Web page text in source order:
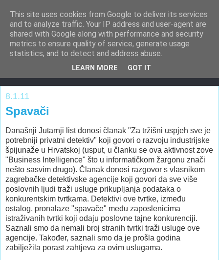
Upravljanje informacijskim
rizicima
IT Risk, Information Assurance
8.1.11
Spavači
Današnji Jutarnji list donosi članak "Za tržišni uspjeh sve je
potrebniji privatni detektiv" koji govori o razvoju industrijske
špijunaže u Hrvatskoj (usput, u članku se ova aktivnost zove
"Business Intelligence" što u informatičkom žargonu znači
nešto sasvim drugo). Članak donosi razgovor s vlasnikom
zagrebačke detektivske agencije koji govori da sve više
poslovnih ljudi traži usluge prikupljanja podataka o
konkurentskim tvrtkama. Detektivi ove tvrtke, između
ostalog, pronalaze "spavače" među zaposlenicima
istraživanih tvrtki koji odaju poslovne tajne konkurenciji.
Saznali smo da nemali broj stranih tvrtki traži usluge ove
agencije. Također, saznali smo da je prošla godina
zabilježila porast zahtjeva za ovim uslugama.
This site uses cookies from Google to deliver its services
and to analyze traffic. Your IP address and user-agent are
shared with Google along with performance and security
metrics to ensure quality of service, generate usage
statistics, and to detect and address abuse.
LEARN MORE GOT IT